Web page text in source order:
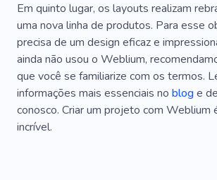
Em quinto lugar, os layouts realizam
uma nova linha de produtos. Para esse
precisa de um design eficaz e
ainda não usou o Weblium,
que você se familiarize com os termos.
informações mais essenciais no bloge
conosco. Criar um projeto com Weblium
incrível.